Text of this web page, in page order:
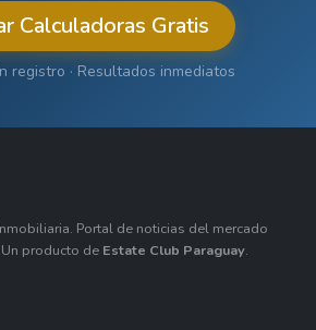
Calculadoras Gratis
registro · Resultados inmediatos
Portal de noticias del mercado
producto de Estate Club Paraguay.